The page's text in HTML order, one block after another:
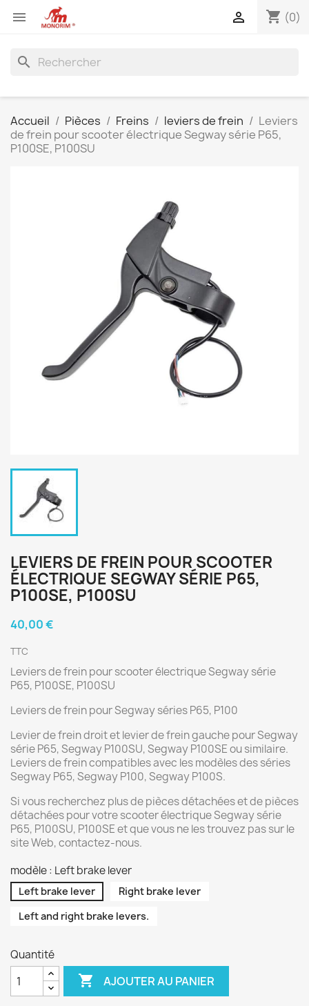
 shopping_cart (0)

search
Accueil Pièces Freins leviers de frein
Leviers
de frein pour scooter électrique Segway série P65,
P100SE, P100SU
LEVIERS DE FREIN POUR SCOOTER
ÉLECTRIQUE SEGWAY SÉRIE P65,
P100SE, P100SU
40,00 €
TTC
Leviers de frein pour scooter électrique Segway série
P65, P100SE, P100SU
Leviers de frein pour Segway séries P65, P100
Levier de frein droit et levier de frein gauche pour Segway
série P65, Segway P100SU, Segway P100SE ou similaire.
Leviers de frein compatibles avec les modèles des séries
Segway P65, Segway P100, Segway P100S.
Si vous recherchez plus de pièces détachées et de pièces
détachées pour votre scooter électrique Segway série
P65, P100SU, P100SE et que vous ne les trouvez pas sur le
site Web, contactez-nous.
modèle : Left brake lever
Left brake lever
Right brake lever
Left and right brake levers.
Quantité
 AJOUTER AU PANIER